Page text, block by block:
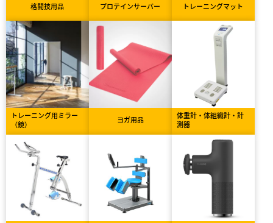
格闘技用品 プロテインサーバー トレーニングマット
トレーニング用ミラー
（鏡）
ヨガ用品
体重計・体組織計・計
測器